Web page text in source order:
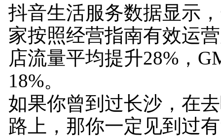
抖音生活服务数据显示
家按照经营指南有效运
店流量平均提升28%，
18%。
如果你曾到过长沙，在
路上，那你一定见到过